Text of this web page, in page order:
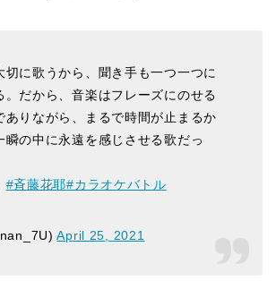
切に歌うから、聞き手も一つ一つに
。だから、音楽はフレーズにのせる
ありながら、まるで時間が止まるか
瞬の中に永遠を感じさせる歌だっ
#斉藤花耶#カラオケバトル
April 25, 2021